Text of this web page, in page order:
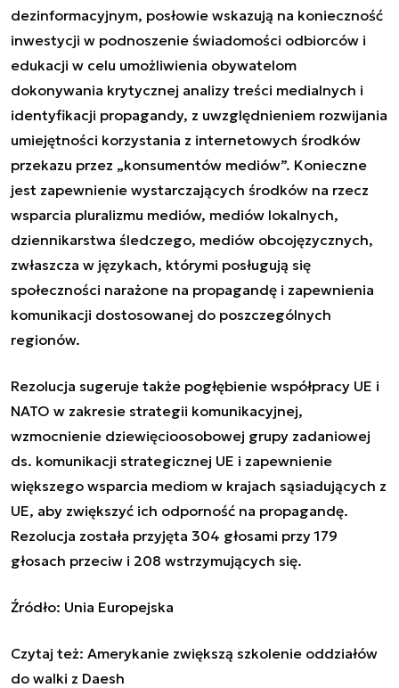
dezinformacyjnym, posłowie wskazują na konieczność
inwestycji w podnoszenie świadomości odbiorców i
edukacji w celu umożliwienia obywatelom
dokonywania krytycznej analizy treści medialnych i
identyfikacji propagandy, z uwzględnieniem rozwijania
umiejętności korzystania z internetowych środków
przekazu przez „konsumentów mediów”. Konieczne
jest zapewnienie wystarczających środków na rzecz
wsparcia pluralizmu mediów, mediów lokalnych,
dziennikarstwa śledczego, mediów obcojęzycznych,
zwłaszcza w językach, którymi posługują się
społeczności narażone na propagandę i zapewnienia
komunikacji dostosowanej do poszczególnych
regionów.
Rezolucja sugeruje także pogłębienie współpracy UE i
NATO w zakresie strategii komunikacyjnej,
wzmocnienie dziewięcioosobowej grupy zadaniowej
ds. komunikacji strategicznej UE i zapewnienie
większego wsparcia mediom w krajach sąsiadujących z
UE, aby zwiększyć ich odporność na propagandę.
Rezolucja została przyjęta 304 głosami przy 179
głosach przeciw i 208 wstrzymujących się.
Źródło: Unia Europejska
Czytaj też: Amerykanie zwiększą szkolenie oddziałów
do walki z Daesh